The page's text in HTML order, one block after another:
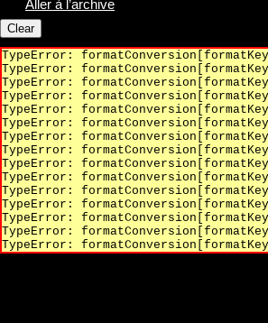
Aller à l’archive
TypeError:
TypeError:
TypeError:
TypeError:
TypeError:
TypeError:
TypeError:
TypeError:
TypeError:
TypeError:
TypeError:
TypeError:
TypeError:
TypeError:
TypeError: